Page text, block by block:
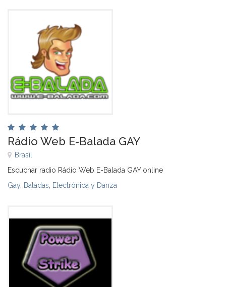
Rádio Web E-Balada GAY
Brasil
Escuchar radio Rádio Web E-Balada GAY online
Gay Baladas Electrónica y Danza